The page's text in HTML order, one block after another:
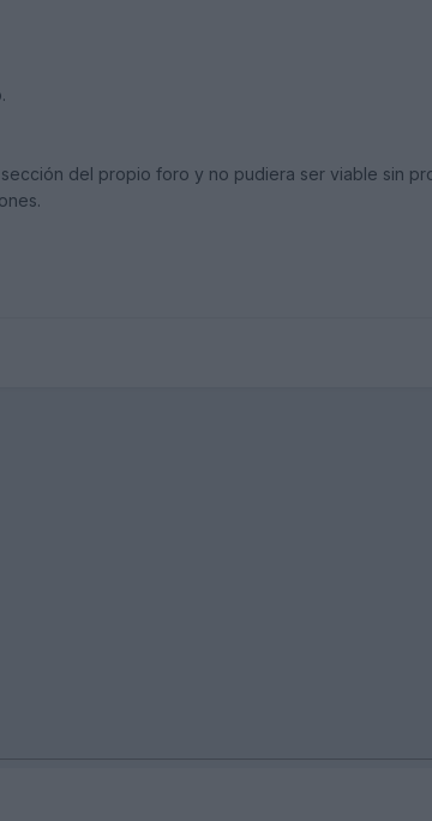
del propio foro y no pudiera ser viable sin